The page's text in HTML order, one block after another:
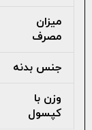
میزان
مصرف
جنس بدنه
وزن با
کپسول